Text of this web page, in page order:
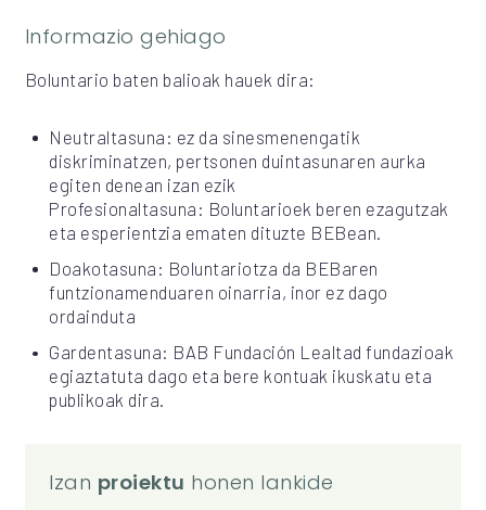
Informazio gehiago
Boluntario baten balioak hauek dira:
Neutraltasuna: ez da sinesmenengatik
diskriminatzen, pertsonen duintasunaren aurka
egiten denean izan ezik
Profesionaltasuna: Boluntarioek beren ezagutzak
eta esperientzia ematen dituzte BEBean.
Doakotasuna: Boluntariotza da BEBaren
funtzionamenduaren oinarria, inor ez dago
ordainduta
Gardentasuna: BAB Fundación Lealtad fundazioak
egiaztatuta dago eta bere kontuak ikuskatu eta
publikoak dira.
Izan proiektu honen lankide